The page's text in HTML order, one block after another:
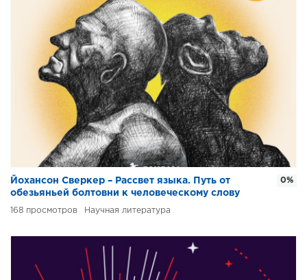
Йохансон Сверкер – Рассвет языка. Путь от
обезьяньей болтовни к человеческому слову
168 Научная литература
0%